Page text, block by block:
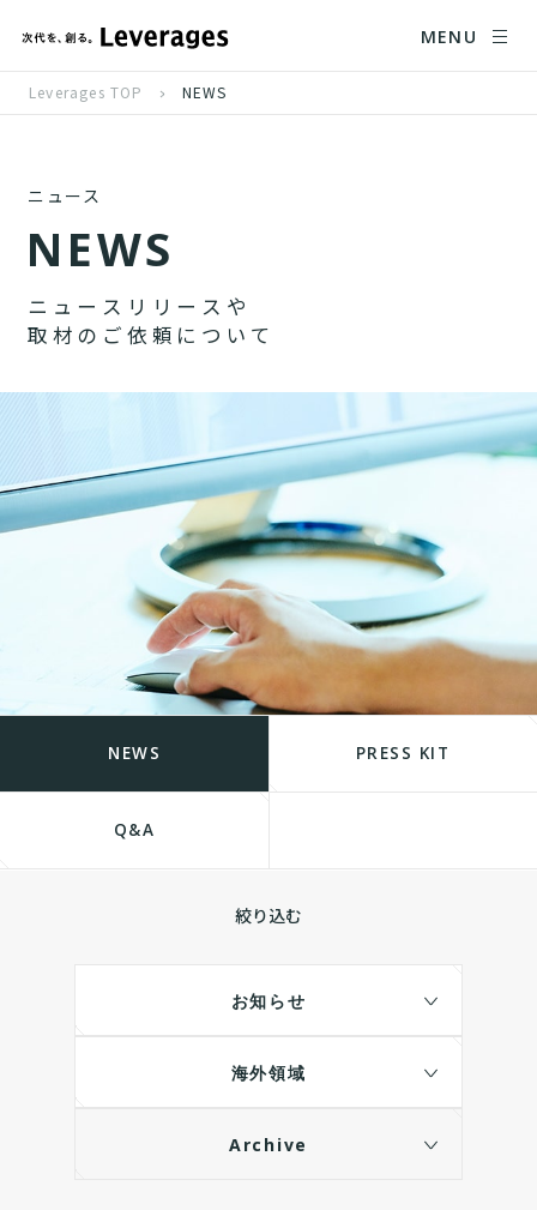
MENU
Leverages TOP NEWS
ニュース
NEWS
ニ ュ ー ス リ リ ー ス や
取 材 の ご 依 頼 に つ い て
NEWS PRESS KIT
Q&A
絞り込む
お知らせ
海外領域
Archive